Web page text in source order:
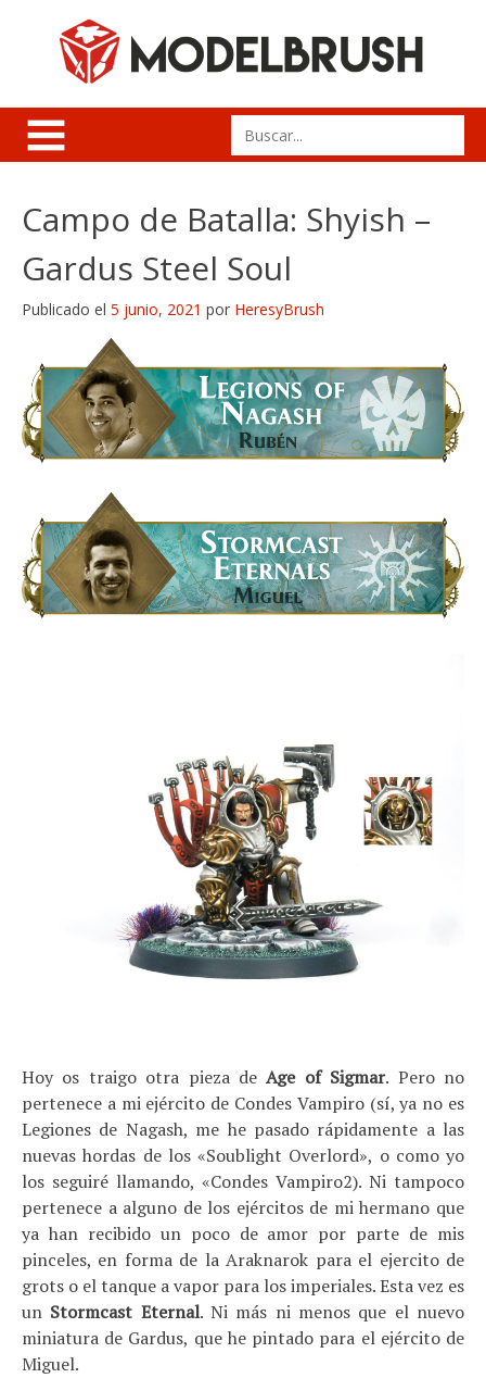
Search
for:
Campo de Batalla: Shyish –
Gardus Steel Soul
Publicado el 5 junio, 2021 por HeresyBrush
Hoy os traigo otra pieza deAge of Sigmar. Pero no
pertenece a mi ejército de Condes Vampiro (sí, ya no es
Legiones de Nagash, me he pasado rápidamente a las
nuevas hordas de los «Soublight Overlord», o como yo
los seguiré llamando, «Condes Vampiro2). Ni tampoco
pertenece a alguno de los ejércitos de mi hermano que
ya han recibido un poco de amor por parte de mis
pinceles, en forma de la Araknarok para el ejercito de
grots o el tanque a vapor para los imperiales. Esta vez es
un Stormcast Eternal. Ni más ni menos que el nuevo
miniatura de Gardus, que he pintado para el ejército de
Miguel.